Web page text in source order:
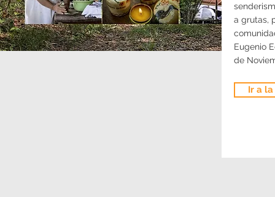
a grutas,
Eugenio
de
Ir a